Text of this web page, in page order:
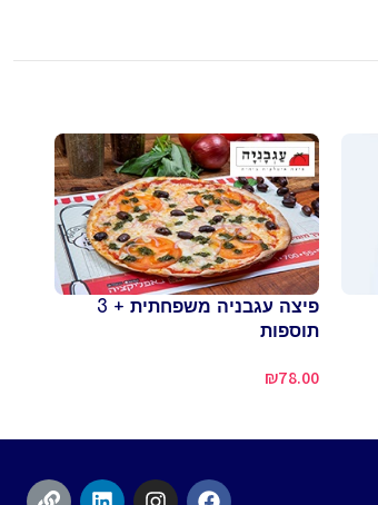
פיצה עגבניה משפחתית + 3
תוספות
₪78.00